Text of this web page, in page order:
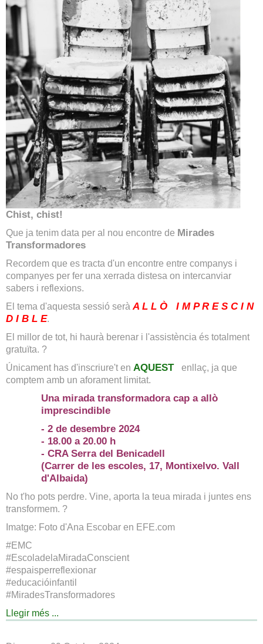
Chist, chist!
Que ja tenim data per al nou encontre de Mirades
Transformadores
Recordem que es tracta d'un encontre entre companys i
companyes per fer una xerrada distesa on intercanviar
sabers i reflexions.
El tema d'aquesta sessió serà A L L Ò I M P R E S C I N
D I B L E.
El millor de tot, hi haurà berenar i l'assistència és totalment
gratuïta. ?
Únicament has d'inscriure't en AQUEST
enllaç, ja que
comptem amb un aforament limitat.
Una mirada transformadora cap a allò
imprescindible
- 2 de desembre 2024
- 18.00 a 20.00 h
- CRA Serra del Benicadell
(Carrer de les escoles, 17, Montixelvo. Vall
d'Albaida)
No t'ho pots perdre. Vine, aporta la teua mirada i juntes ens
transformem. ?
Imatge: Foto d'Ana Escobar en EFE.com
#EMC
#EscoladelaMiradaConscient
#espaisperreflexionar
#educacióinfantil
#MiradesTransformadores
Llegir més ...